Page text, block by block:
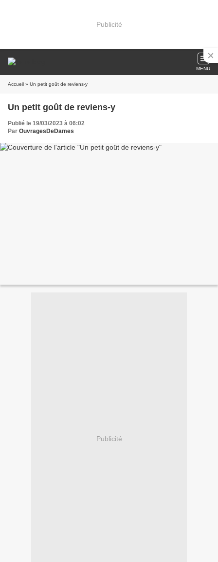
Publicité
MENU
Accueil » Un petit goût de reviens-y
Un petit goût de reviens-y
Publié le 19/03/2023 à 06:02
Par OuvragesDeDames
Publicité